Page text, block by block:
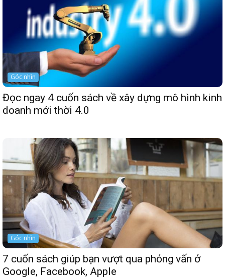
Góc nhìn
Đọc ngay 4 cuốn sách về xây dựng mô hình kinh
doanh mới thời 4.0
Góc nhìn
7 cuốn sách giúp bạn vượt qua phỏng vấn ở
Google, Facebook, Apple